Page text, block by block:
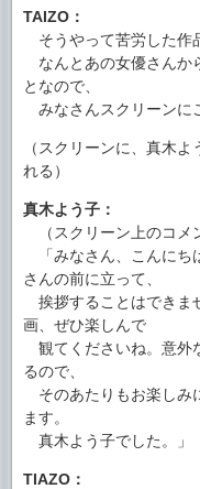
TAIZO：
そうやって苦労した作
なんとあの女優さんか
となので、
みなさんスクリーンに
（スクリーンに、真木
れる）
真木よう子：
（スクリーン上のコメ
「みなさん、こんにち
さんの前に立って、
挨拶することはできま
画、ぜひ楽しんで
観てくださいね。意外
るので、
そのあたりもお楽しみ
ます。
真木よう子でした。」
TIAZO：